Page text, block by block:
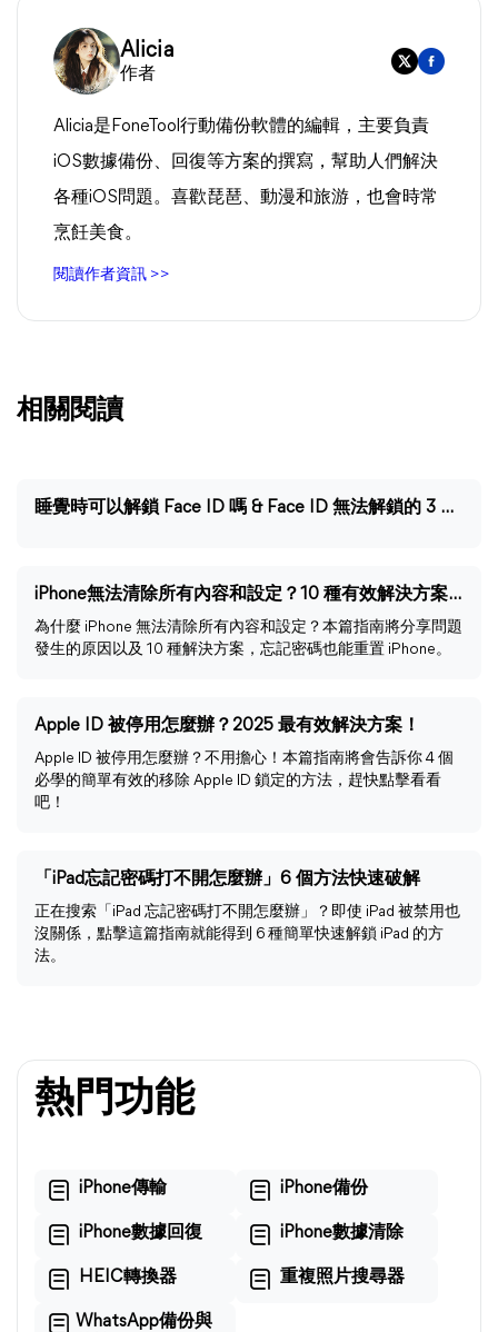
Alicia
作者
Alicia是FoneTool行動備份軟體的編輯，主要負責
iOS數據備份、回復等方案的撰寫，幫助人們解決
各種iOS問題。喜歡琵琶、動漫和旅游，也會時常
烹飪美食。
閱讀作者資訊 >>
相關閱讀
睡覺時可以解鎖 Face ID 嗎 & Face ID 無法解鎖的 3 個妙招
iPhone無法清除所有內容和設定？10 種有效解決方案！
為什麼 iPhone 無法清除所有內容和設定？本篇指南將分享問題
發生的原因以及 10 種解決方案，忘記密碼也能重置 iPhone。
Apple ID 被停用怎麼辦？2025 最有效解決方案！
Apple ID 被停用怎麼辦？不用擔心！本篇指南將會告訴你 4 個
必學的簡單有效的移除 Apple ID 鎖定的方法，趕快點擊看看
吧！
「iPad忘記密碼打不開怎麼辦」6 個方法快速破解
正在搜索「iPad 忘記密碼打不開怎麼辦」？即使 iPad 被禁用也
沒關係，點擊這篇指南就能得到 6 種簡單快速解鎖 iPad 的方
法。
熱門功能
iPhone傳輸 iPhone備份
iPhone數據回復 iPhone數據清除
HEIC轉換器 重複照片搜尋器
WhatsApp備份與